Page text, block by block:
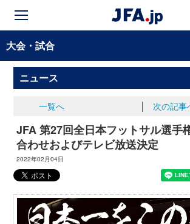
大会・試合
ニュース
一覧へ 次の記事
JFA 第27回全日本フットサル選
合わせおよびテレビ放送決定
2022年02月04日